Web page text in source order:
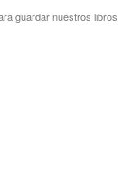
guardar nuestros libros